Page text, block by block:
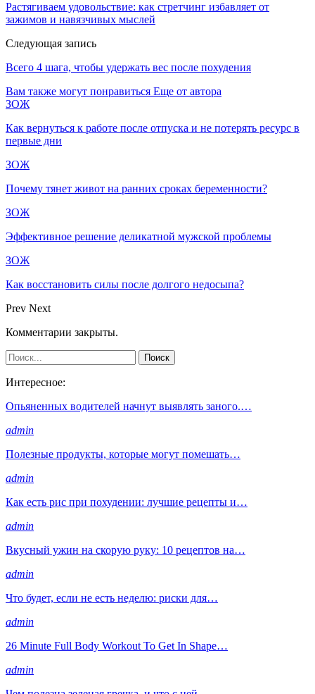
Растягиваем удовольствие: как стретчинг избавляет от
зажимов и навязчивых мыслей
Следующая запись
Всего 4 шага, чтобы удержать вес после похудения
Вам также могут понравиться Еще от автора
ЗОЖ
Как вернуться к работе после отпуска и не потерять ресурс в
первые дни
ЗОЖ
Почему тянет живот на ранних сроках беременности?
ЗОЖ
Эффективное решение деликатной мужской проблемы
ЗОЖ
Как восстановить силы после долгого недосыпа?
Prev Next
Комментарии закрыты.
Интересное:
Опьяненных водителей начнут выявлять заного.…
admin
Полезные продукты, которые могут помешать…
admin
Как есть рис при похудении: лучшие рецепты и…
admin
Вкусный ужин на скорую руку: 10 рецептов на…
admin
Что будет, если не есть неделю: риски для…
admin
26 Minute Full Body Workout To Get In Shape…
admin